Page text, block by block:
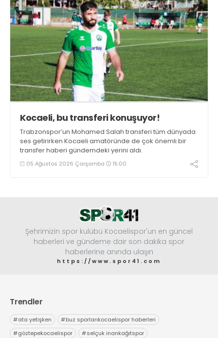
Kocaeli, bu transferi konuşuyor!
Trabzonspor’un Mohamed Salah transferi tüm dünyada
ses getirirken Kocaeli amatöründe de çok önemli bir
transfer haberi gündemdeki yerini aldı.
05 Ağustos 2026 Çarşamba 15:00
Şehrimizin spor kulübü Kocaelispor'un en güncel
haberleri ve gündeme dair son dakika spor
haberlerine anında ulaşın
https://www.spor41.com
Trendler
#ata yetişken #buz sporlarıkocaelispor haberleri
#göztepekocaelispor #selçuk inankağıtspor